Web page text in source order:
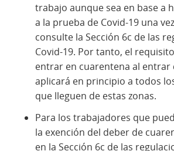
trabajo aunque sea en base a
a la prueba de Covid-19 una
consulte la Sección 6c de las
Covid-19. Por tanto, el
entrar en cuarentena al entrar
aplicará en principio a todos
que lleguen de estas zonas.
Para los trabajadores que
la exención del deber de
en la Sección 6c de las